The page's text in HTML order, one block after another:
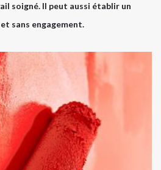
soigné. Il peut aussi établir un
sans engagement.